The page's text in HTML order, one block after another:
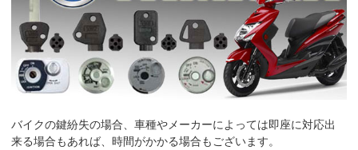
バイクの鍵紛失の場合、車種やメーカーによっては即座に対応出
来る場合もあれば、時間がかかる場合もございます。